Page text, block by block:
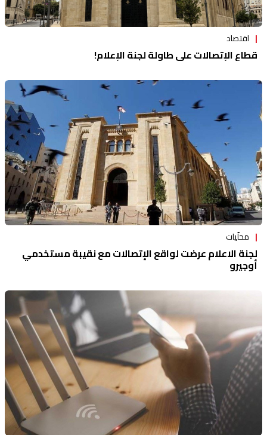
اقتصاد
قطاع الإتصالات على طاولة لجنة الإعلام!
محلّيات
لجنة الاعلام عرضت لواقع الإتصالات مع نقيبة مستخدمي
أوجيرو